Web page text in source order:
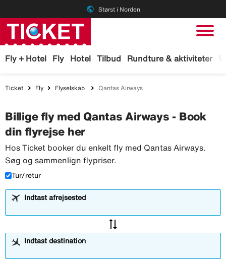
public Størst i Norden
Fly + Hotel Fly Hotel Tilbud Rundture & aktiviteter
Ticket Fly Flyselskab Qantas Airways
Billige fly med Qantas Airways - Book
din flyrejse her
Hos Ticket booker du enkelt fly med Qantas Airways.
Søg og sammenlign flypriser.
Tur/retur
Indtast afrejsested
sync_alt
Indtast destination